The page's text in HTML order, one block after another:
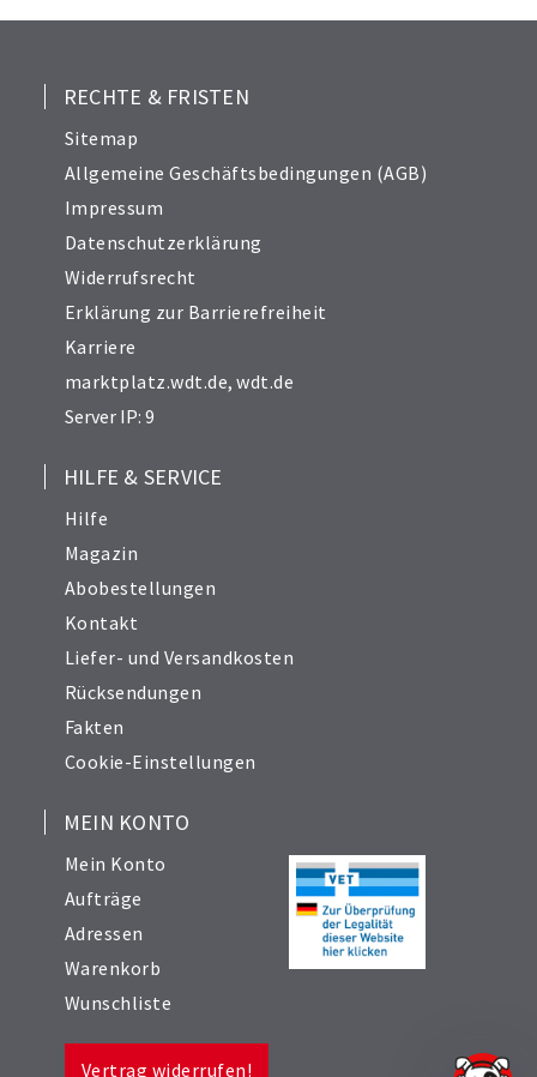
RECHTE & FRISTEN
Sitemap
Allgemeine Geschäftsbedingungen (AGB)
Impressum
Datenschutzerklärung
Widerrufsrecht
Erklärung zur Barrierefreiheit
Karriere
marktplatz.wdt.de,wdt.de
Server IP: 9
HILFE & SERVICE
Hilfe
Magazin
Abobestellungen
Kontakt
Liefer- und Versandkosten
Rücksendungen
Fakten
Cookie-Einstellungen
MEIN KONTO
Mein Konto
Aufträge
Adressen
Warenkorb
Wunschliste
Vertrag widerrufen!